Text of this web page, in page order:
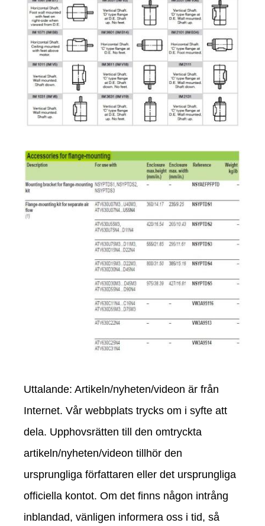
Uttalande: Artikeln/nyheten/videon är från
Internet. Vår webbplats trycks om i syfte att
dela. Upphovsrätten till den omtryckta
artikeln/nyheten/videon tillhör den
ursprungliga författaren eller det ursprungliga
officiella kontot. Om det finns någon intrång
inblandad, vänligen informera oss i tid, så